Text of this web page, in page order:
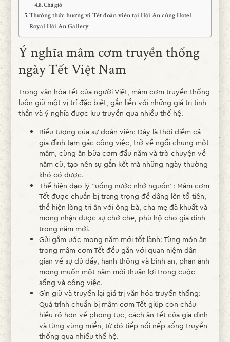
Chả giò
Thưởng thức hương vị Tết đoàn viên tại Hội An cùng Hotel
Royal Hội An Gallery
Ý nghĩa mâm cơm truyền thống
ngày Tết Việt Nam
Trong văn hóa Tết của người Việt, mâm cơm truyền thống
luôn giữ một vị trí đặc biệt, gắn liền với những giá trị tinh
thần và ý nghĩa được lưu truyền qua nhiều thế hệ.
Biểu tượng của sự đoàn viên: Đây là thời điểm cả
gia đình tạm gác công việc, trở về ngồi chung một
mâm, cùng ăn bữa cơm đầu năm và trò chuyện về
năm cũ, tạo nên sự gắn kết mà những ngày thường
khó có được.
Thể hiện đạo lý “uống nước nhớ nguồn”: Mâm cơm
Tết được chuẩn bị trang trọng để dâng lên tổ tiên,
thể hiện lòng tri ân với ông bà, cha mẹ đã khuất và
mong nhận được sự chở che, phù hộ cho gia đình
trong năm mới.
Gửi gắm ước mong năm mới tốt lành: Từng món ăn
trong mâm cơm Tết đều gắn với quan niệm dân
gian về sự đủ đầy, hanh thông và bình an, phản ánh
mong muốn một năm mới thuận lợi trong cuộc
sống và công việc.
Gìn giữ và truyền lại giá trị văn hóa truyền thống:
Quá trình chuẩn bị mâm cơm Tết giúp con cháu
hiểu rõ hơn về phong tục, cách ăn Tết của gia đình
và từng vùng miền, từ đó tiếp nối nếp sống truyền
thống qua nhiều thế hệ.